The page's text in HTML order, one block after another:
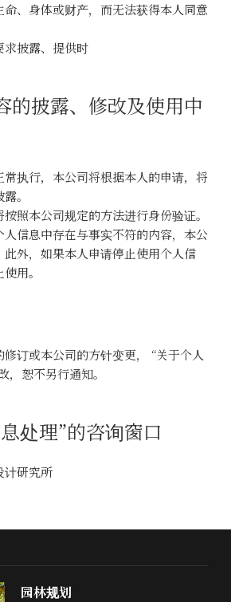
命、身体或财产，而无法获得本人同意
求披露、提供时
的披露、修改及使用中
常执行，本公司将根据本人的申请，将
。
照本公司规定的方法进行身份验证。
信息中存在与事实不符的内容，本公
外，如果本人申请停止使用个人信
用。
订或本公司的方针变更， “关于个人
，恕不另行通知。
处理”的咨询窗口
计研究所
园林规划